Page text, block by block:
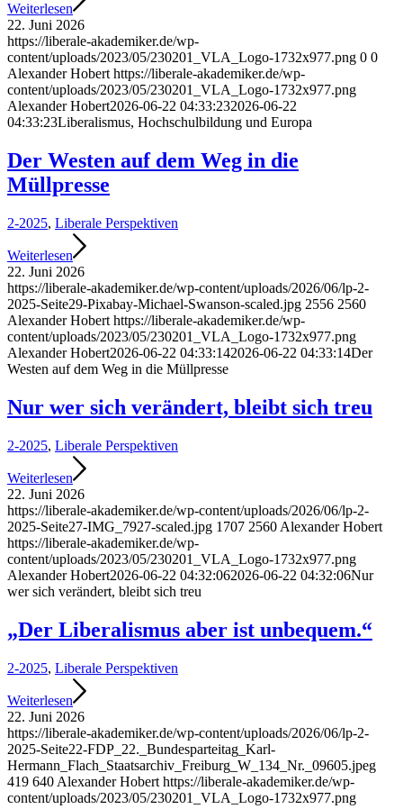
Weiterlesen
22. Juni 2026
https://liberale-akademiker.de/wp-
content/uploads/2023/05/230201_VLA_Logo-1732x977.png 0 0
Alexander Hobert https://liberale-akademiker.de/wp-
content/uploads/2023/05/230201_VLA_Logo-1732x977.png
Alexander Hobert2026-06-22 04:33:232026-06-22
04:33:23Liberalismus, Hochschulbildung und Europa
Der Westen auf dem Weg in die
Müllpresse
2-2025, Liberale Perspektiven
Weiterlesen
22. Juni 2026
https://liberale-akademiker.de/wp-content/uploads/2026/06/lp-2-
2025-Seite29-Pixabay-Michael-Swanson-scaled.jpg 2556 2560
Alexander Hobert https://liberale-akademiker.de/wp-
content/uploads/2023/05/230201_VLA_Logo-1732x977.png
Alexander Hobert2026-06-22 04:33:142026-06-22 04:33:14Der
Westen auf dem Weg in die Müllpresse
Nur wer sich verändert, bleibt sich treu
2-2025, Liberale Perspektiven
Weiterlesen
22. Juni 2026
https://liberale-akademiker.de/wp-content/uploads/2026/06/lp-2-
2025-Seite27-IMG_7927-scaled.jpg 1707 2560 Alexander Hobert
https://liberale-akademiker.de/wp-
content/uploads/2023/05/230201_VLA_Logo-1732x977.png
Alexander Hobert2026-06-22 04:32:062026-06-22 04:32:06Nur
wer sich verändert, bleibt sich treu
„Der Liberalismus aber ist unbequem.“
2-2025, Liberale Perspektiven
Weiterlesen
22. Juni 2026
https://liberale-akademiker.de/wp-content/uploads/2026/06/lp-2-
2025-Seite22-FDP_22._Bundesparteitag_Karl-
Hermann_Flach_Staatsarchiv_Freiburg_W_134_Nr._09605.jpeg
419 640 Alexander Hobert https://liberale-akademiker.de/wp-
content/uploads/2023/05/230201_VLA_Logo-1732x977.png